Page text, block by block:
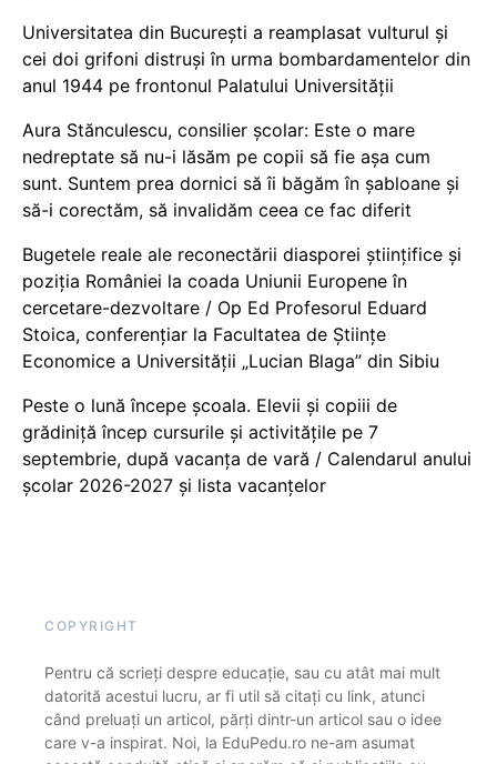
Universitatea din București a reamplasat vulturul și
cei doi grifoni distruși în urma bombardamentelor din
anul 1944 pe frontonul Palatului Universității
Aura Stănculescu, consilier școlar: Este o mare
nedreptate să nu-i lăsăm pe copii să fie așa cum
sunt. Suntem prea dornici să îi băgăm în șabloane și
să-i corectăm, să invalidăm ceea ce fac diferit
Bugetele reale ale reconectării diasporei științifice și
poziția României la coada Uniunii Europene în
cercetare-dezvoltare / Op Ed Profesorul Eduard
Stoica, conferențiar la Facultatea de Științe
Economice a Universității „Lucian Blaga” din Sibiu
Peste o lună începe școala. Elevii și copiii de
grădiniță încep cursurile și activitățile pe 7
septembrie, după vacanța de vară / Calendarul anului
școlar 2026-2027 și lista vacanțelor
COPYRIGHT
Pentru că scrieți despre educație, sau cu atât mai mult
datorită acestui lucru, ar fi util să citați cu link, atunci
când preluați un articol, părți dintr-un articol sau o idee
care v-a inspirat. Noi, la EduPedu.ro ne-am asumat